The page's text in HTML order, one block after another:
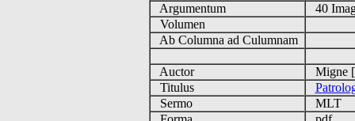
Argumentum
40
Volumen
Ab Columna ad Culumnam
Auctor
Migne
Titulus
Sermo
MLT